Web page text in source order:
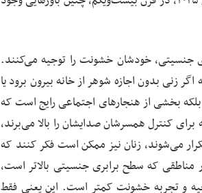
جنسیتی، خودشان خشونت را توجیه می‌کنند.
زنی بدون اجازه شوهر از خانه بیرون برود یا
بخشی از هنجارهای اجتماعی رایج است که
کنترل همسرشان صدایشان را بالا می‌برند،
می‌شوند، زنان نیز ممکن است فکر کنند که
که سطح برابری جنسیتی بالاتر است،
و تجربه خشونت کمتر است. این یعنی فقط